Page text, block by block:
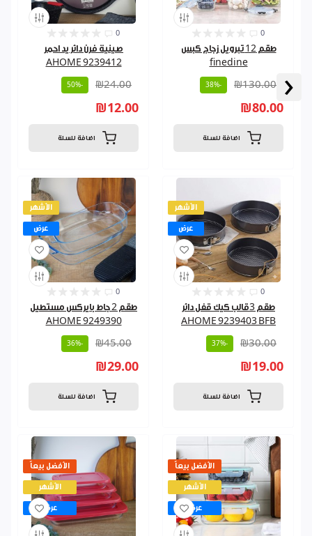
‹
0
صينية فرن دائر يد احمر
AHOME 9239412
₪24.00
-50%
₪12.00
اضافة للسلة
0
طقم 12 تبرويل زجاج كبس
finedine
₪130.00
-38%
₪80.00
اضافة للسلة
الأشهر
عرض
0
طقم 2 جاط بايركس مستطيل
AHOME 9249390
₪45.00
-36%
₪29.00
اضافة للسلة
الأشهر
عرض
0
طقم 3قالب كيك قفل دائر
AHOME 9239403 BFB
₪30.00
-37%
₪19.00
اضافة للسلة
الأفضل بيعاً
الأشهر
عرض
الأفضل بيعاً
الأشهر
عرض